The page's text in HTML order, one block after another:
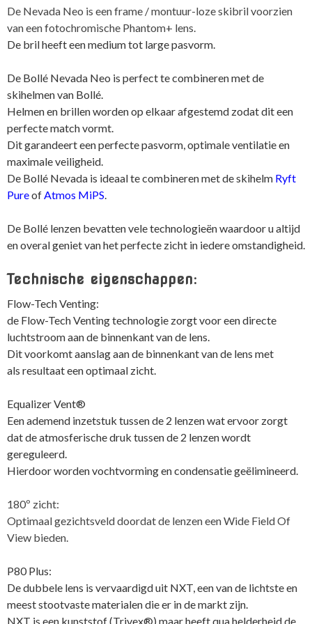
De Nevada Neo is een frame / montuur-loze skibril voorzien
van een fotochromische Phantom+ lens.
De bril heeft een medium tot large pasvorm.
De Bollé Nevada Neo is perfect te combineren met de
skihelmen van Bollé.
Helmen en brillen worden op elkaar afgestemd zodat dit een
perfecte match vormt.
Dit garandeert een perfecte pasvorm, optimale ventilatie en
maximale veiligheid.
De Bollé Nevada is ideaal te combineren met de skihelm Ryft
PureofAtmos MiPS.
De Bollé lenzen bevatten vele technologieën waardoor u altijd
en overal geniet van het perfecte zicht in iedere omstandigheid.
Technische eigenschappen:
Flow-Tech Venting:
de Flow-Tech Venting technologie zorgt voor een directe
luchtstroom aan de binnenkant van de lens.
Dit voorkomt aanslag aan de binnenkant van de lens met
als resultaat een optimaal zicht.
Equalizer Vent®
Een ademend inzetstuk tussen de 2 lenzen wat ervoor zorgt
dat de atmosferische druk tussen de 2 lenzen wordt
gereguleerd.
Hierdoor worden vochtvorming en condensatie geëlimineerd.
180º zicht:
Optimaal gezichtsveld doordat de lenzen een Wide Field Of
View bieden.
P80 Plus:
De dubbele lens is vervaardigd uit NXT, een van de lichtste en
meest stootvaste materialen die er in de markt zijn.
NXT is een kunststof (Trivex®) maar heeft qua helderheid de